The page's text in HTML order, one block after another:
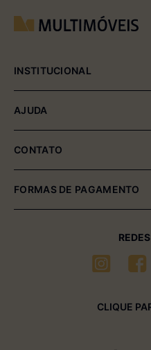
INSTITUCIONAL
Política de Entrega e
AJUDA
Fale Conosco
CONTATO
(54) 2102-4000 (08:00hrs às
(54) 99611-6238 (seg à
sac01@multimóveis.com
FORMAS DE PAGAMENTO
CLIQUE